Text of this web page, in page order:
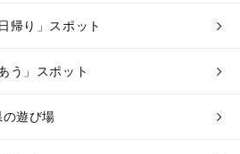
帰り」スポット
う」スポット
遊び場